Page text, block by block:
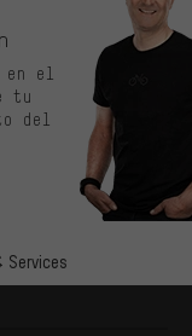
Services
el
tu
del